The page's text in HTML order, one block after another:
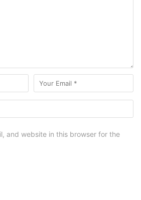
and website in this browser for the